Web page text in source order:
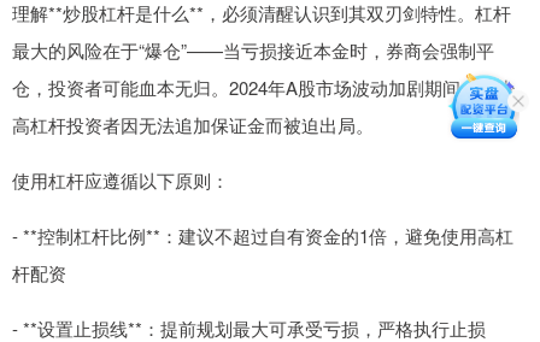
理解**炒股杠杆是什么**，必须清醒认识到其双刃剑特性。杠杆
最大的风险在于“爆仓”——当亏损接近本金时，券商会强制平
仓，投资者可能血本无归。2024年A股市场波动加剧期间，不少
高杠杆投资者因无法追加保证金而被迫出局。
使用杠杆应遵循以下原则：
- **控制杠杆比例**：建议不超过自有资金的1倍，避免使用高杠
杆配资
- **设置止损线**：提前规划最大可承受亏损，严格执行止损